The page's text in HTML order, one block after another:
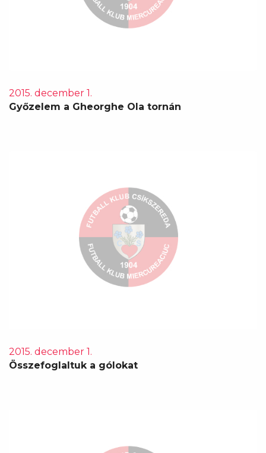
2015. december 1.
Győzelem a Gheorghe Ola tornán
2015. december 1.
Összefoglaltuk a gólokat